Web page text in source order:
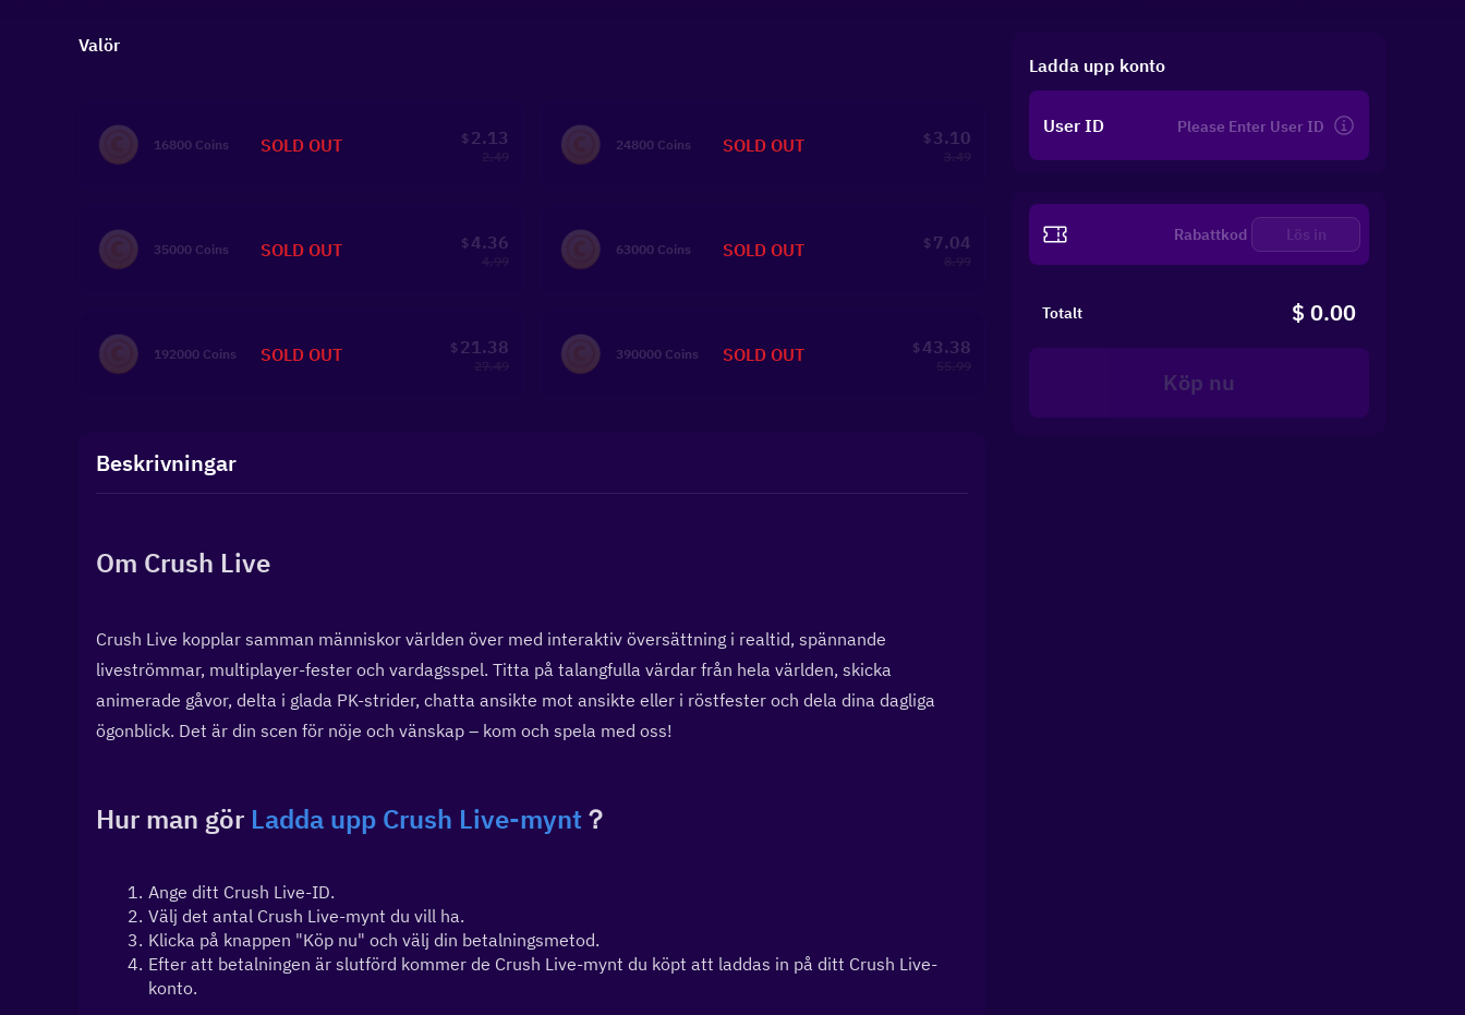
Valör
16800 Coins $ 2.13
SOLD OUT 24800 Coins $ 3.10
SOLD OUT
35000 Coins $ 4.36
SOLD OUT 63000 Coins $ 7.04
SOLD OUT
192000 Coins $ 21.38
SOLD OUT 390000 Coins $ 43.38
SOLD OUT
Beskrivningar
Om Crush Live
Crush Live kopplar samman människor världen över med interaktiv översättning i realtid, spännande
liveströmmar, multiplayer-fester och vardagsspel. Titta på talangfulla värdar från hela världen, skicka
animerade gåvor, delta i glada PK-strider, chatta ansikte mot ansikte eller i röstfester och dela dina dagliga
ögonblick. Det är din scen för nöje och vänskap – kom och spela med oss!
Hur man gör Ladda upp Crush Live-mynt ？
Ange ditt Crush Live-ID.
Välj det antal Crush Live-mynt du vill ha.
Klicka på knappen "Köp nu" och välj din betalningsmetod.
Efter att betalningen är slutförd kommer de Crush Live-mynt du köpt att laddas in på ditt Crush Live-
konto.
Ladda upp konto
User ID
Lös in
Totalt $ 0.00
Köp nu